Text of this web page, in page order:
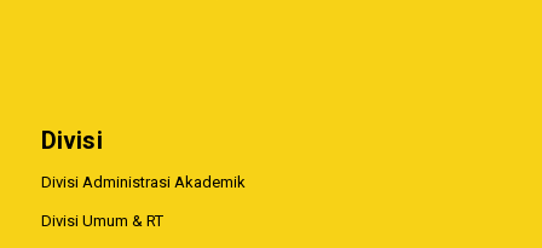
Divisi
Divisi Administrasi Akademik
Divisi Umum & RT